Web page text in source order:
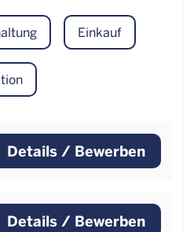
Einkauf
Details / Bewerben
Details / Bewerben